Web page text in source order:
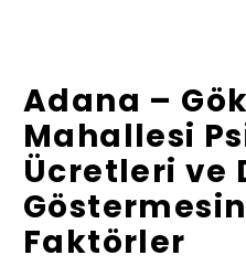
Adana –
Mahallesi
Ücretleri ve
Faktörler